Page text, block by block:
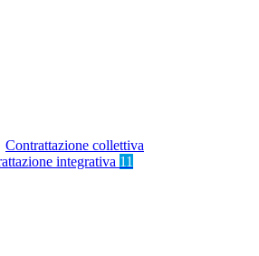
Contrattazione collettiva
integrativa 11